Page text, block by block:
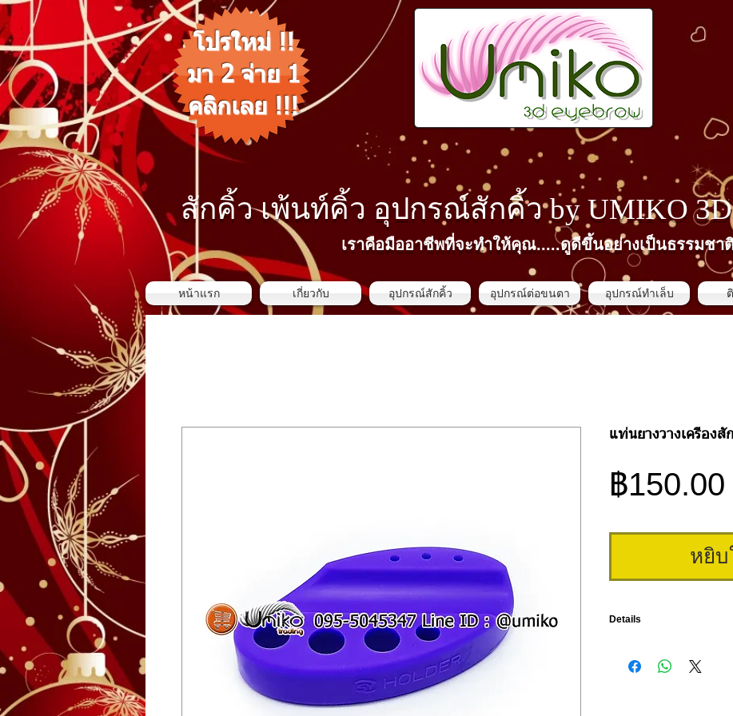
สักคิ้ว เพ้นท์คิ้ว​ อุปกรณ์สักคิ้ว by UMIKO
เราคือมืออาชีพที่จะทำให้คุณ.....ดูดีขึ้นอย่างเป็นธรรมชา
โปรใหม่ !!
มา 2 จ่าย 1
คลิกเลย !!!
หน้าแรก เกี่ยวกับ อุปกรณ์สักคิ้ว อุปกรณ์ต่อขนตา อุปกรณ์ทำเล็บ
แท่นยางวางเครื่องสั
฿150.00
หยิบ
Details
สีให้เลือก น้ำเงิน แดง เหลือง ม่